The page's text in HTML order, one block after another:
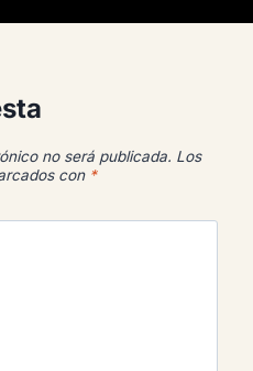
no será publicada. Los
con *